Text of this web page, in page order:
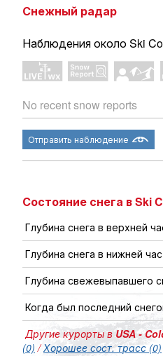
Снежный радар
Наблюдения около Ski
No recent snow reports
Отправить наблюдение
Состояние снега в Ski
Глубина снега в верхней
Глубина снега в нижней
Глубина свежевыпавшего
Когда был последний
Другие курорты вUSA -
(0) /Хорошее сост. трасс (0)